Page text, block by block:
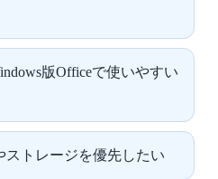
版Officeで使いやすい
ストレージを優先したい